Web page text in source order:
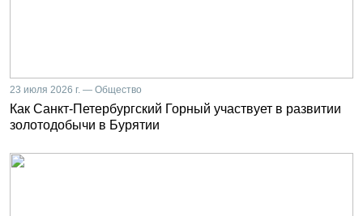
23 июля 2026 г. — Общество
Как Санкт-Петербургский Горный участвует в развитии
золотодобычи в Бурятии